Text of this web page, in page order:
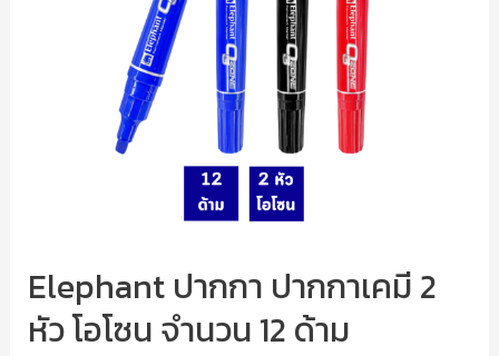
Elephant ปากกา ปากกาเคมี 2
หัว โอโซน จำนวน 12 ด้าม